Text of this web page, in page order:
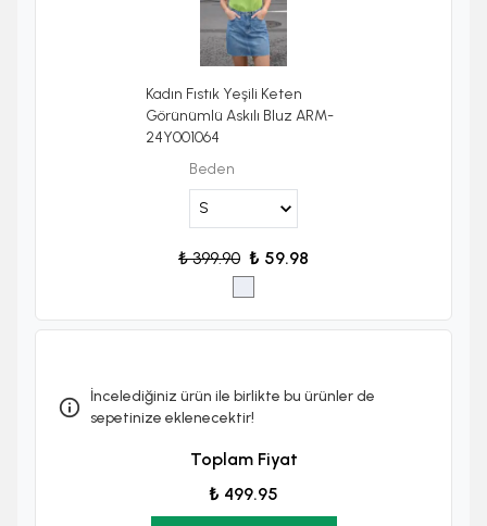
Kadın Fıstık Yeşili Keten
Görünümlü Askılı Bluz ARM-
24Y001064
Beden
₺ 399.90 ₺ 59.98
İncelediğiniz ürün ile birlikte bu ürünler de
sepetinize eklenecektir!
Toplam Fiyat
₺ 499.95